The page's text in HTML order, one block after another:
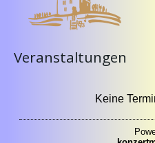
Veranstaltungen